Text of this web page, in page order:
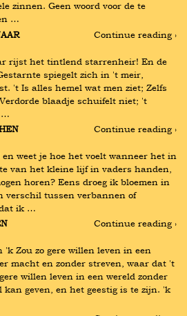
zinnen. Geen woord voor de te
…
Continue reading ›
rijst het tintlend starrenheir! En de
spiegelt zich in 't meir,
't Is alles hemel wat men ziet; Zelfs
blaadje schuifelt niet; 't
…
Continue reading ›
weet je hoe het voelt wanneer het in
van het kleine lijf in vaders handen,
horen? Eens droeg ik bloemen in
verschil tussen verbannen of
ik …
Continue reading ›
'k Zou zo gere willen leven in een
macht en zonder streven, waar dat 't
willen leven in een wereld zonder
geven, en het geestig is te zijn. 'k